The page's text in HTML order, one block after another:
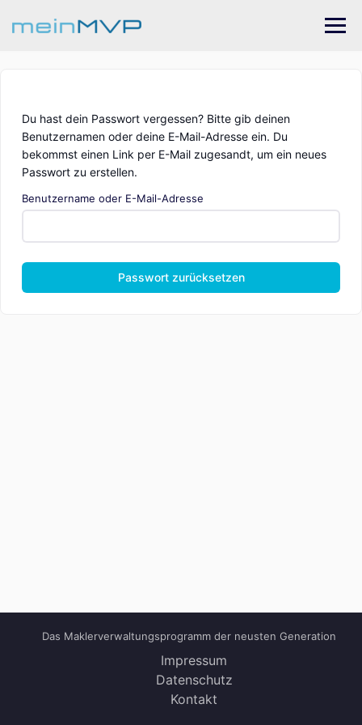
content
Du hast dein Passwort vergessen? Bitte gib deinen
Benutzernamen oder deine E-Mail-Adresse ein. Du
bekommst einen Link per E-Mail zugesandt, um ein neues
Passwort zu erstellen.
Benutzername oder E-Mail-Adresse
Passwort zurücksetzen
Das Maklerverwaltungsprogramm der neusten Generation
Impressum
Datenschutz
Kontakt